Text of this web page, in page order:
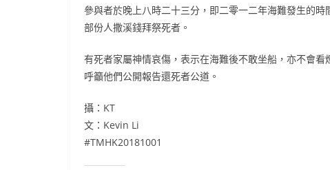
參與者於晚上八時二十三分，即二零一二年海難發生的
部份人撒溪錢拜祭死者。
有死者家屬神情哀傷，表示在海難後不敢坐船，亦不會
呼籲他們公開報告還死者公道。
攝：KT
文：Kevin Li
#TMHK20181001